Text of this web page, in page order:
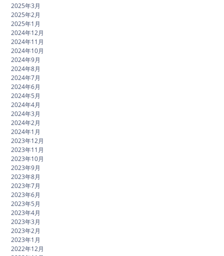
2025年3月
2025年2月
2025年1月
2024年12月
2024年11月
2024年10月
2024年9月
2024年8月
2024年7月
2024年6月
2024年5月
2024年4月
2024年3月
2024年2月
2024年1月
2023年12月
2023年11月
2023年10月
2023年9月
2023年8月
2023年7月
2023年6月
2023年5月
2023年4月
2023年3月
2023年2月
2023年1月
2022年12月